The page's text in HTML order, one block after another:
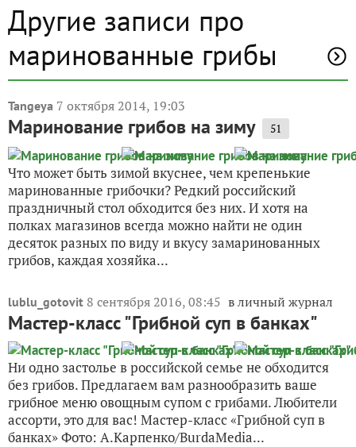
Другие записи про
маринованные грибы
Tangeya 7 октября 2014, 19:03
Маринование грибов на зиму 51
Что может быть зимой вкуснее, чем крепенькие
маринованные грибочки? Редкий российский
праздничный стол обходится без них. И хотя на
полках магазинов всегда можно найти не один
десяток разных по виду и вкусу замаринованных
грибов, каждая хозяйка...
lublu_gotovit 8 сентября 2016, 08:45 в личный журнал
Мастер-класс "Грибной суп в банках"
Ни одно застолье в российской семье не обходится
без грибов. Предлагаем вам разнообразить ваше
грибное меню овощным супом с грибами. Любители
ассорти, это для вас! Мастер-класс «Грибной суп в
банках» Фото: А.Карпенко/BurdaMedia...